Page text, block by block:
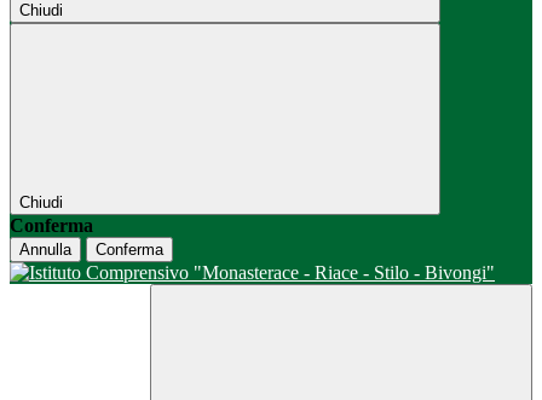
Chiudi
Chiudi
Conferma
Annulla Conferma